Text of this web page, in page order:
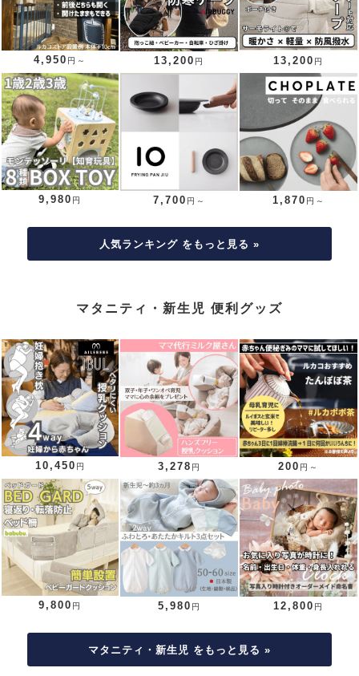
4,950 円～ 13,200 円 13,200 円
9,980 円 7,700 円～ 1,870 円～
人気ランキング をもっと見る »
マタニティ・新生児 便利グッズ
10,450 円 3,278 円 200 円～
9,800 円 5,980 円 12,800 円
マタニティ・新生児 をもっと見る »